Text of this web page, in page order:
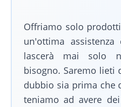
Offriamo solo
un'ottima
lascerà mai solo
bisogno. Saremo lieti
dubbio sia prima che
teniamo ad avere